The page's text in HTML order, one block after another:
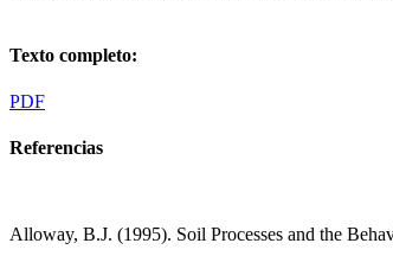
Texto completo:
PDF
Referencias
Alloway, B.J. (1995). Soil Processes and the